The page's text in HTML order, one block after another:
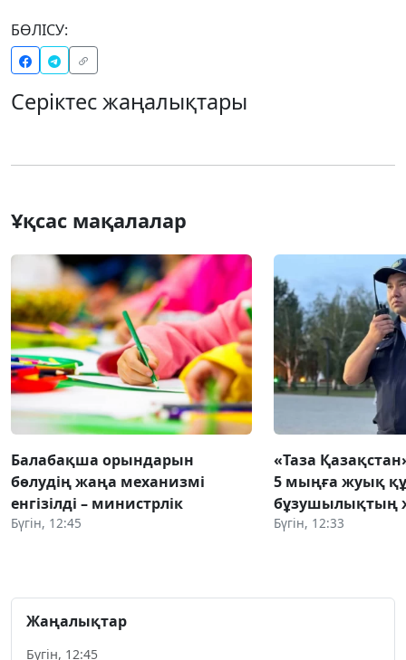
БӨЛІСУ:
Серіктес жаңалықтары
Ұқсас мақалалар
Балабақша орындарын
бөлудің жаңа механизмі
енгізілді – министрлік
Бүгін, 12:45
«Таза
5 мыңға жуық
бұзушылықтың
Бүгін, 12:33
Жаңалықтар
Бүгін, 12:45